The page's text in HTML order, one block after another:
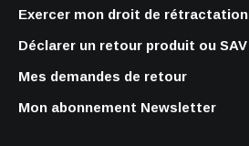
Exercer mon droit de rétractation
Déclarer un retour produit ou SAV
Mes demandes de retour
Mon abonnement Newsletter